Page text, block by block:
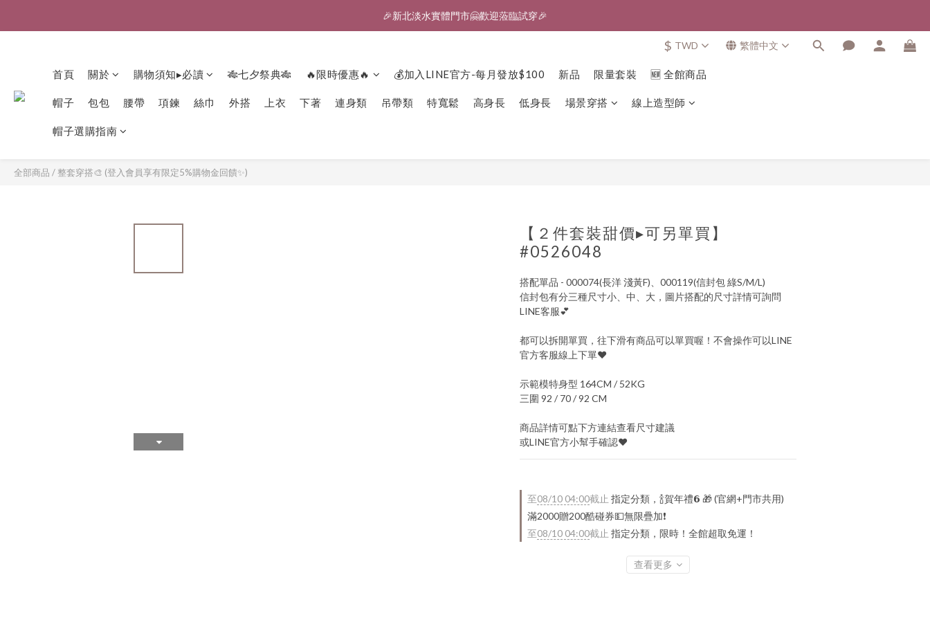
🎉新北淡水實體門市🤗歡迎蒞臨試穿🎉
🎉新北淡水實體門市🤗歡迎蒞臨試穿🎉
🎉新北淡水實體門市🤗歡迎蒞臨試穿🎉
$ TWD 繁體中文
首頁 關於 購物須知▸必讀 🎋七夕祭典🎋 🔥限時優惠🔥 💰加入LINE官方-每月發放$100 新品 限量套裝 🆕 全館商品
帽子 包包 腰帶 項鍊 絲巾 外搭 上衣 下著 連身類 吊帶類 特寬鬆 高身長 低身長 場景穿搭 線上造型師
帽子選購指南
全部商品 /整套穿搭🎨 (登入會員享有限定5%購物金回饋✨)
【２件套裝甜價▸可另單買】
#0526048
搭配單品 - 000074(長洋 淺黃F)、000119(信封包 綠S/M/L)
信封包有分三種尺寸小、中、大，圖片搭配的尺寸詳情可詢問
LINE客服💕
都可以拆開單買，往下滑有商品可以單買喔！不會操作可以LINE
官方客服線上下單♥
示範模特身型 164CM / 52KG
三圍 92 / 70 / 92 CM
商品詳情可點下方連結查看尺寸建議
或LINE官方小幫手確認♥
至08/10 04:00截止 指定分類，🍾賀年禮️𝟲 🎁 (官網+門市共用)
滿2000贈200酷碰券💵無限疊加❗
至08/10 04:00截止 指定分類，限時！全館超取免運！
查看更多